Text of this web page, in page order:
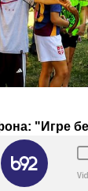
"Игре
у Солотуши
✕